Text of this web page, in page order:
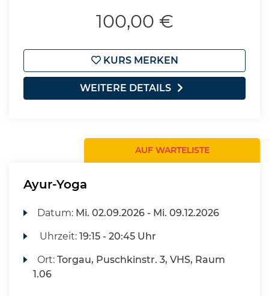
100,00 €
KURS MERKEN
WEITERE DETAILS
AUF WARTELISTE
Ayur-Yoga
Datum: Mi. 02.09.2026 - Mi. 09.12.2026
Uhrzeit:19:15 - 20:45 Uhr
Ort:Torgau, Puschkinstr. 3, VHS, Raum
1.06